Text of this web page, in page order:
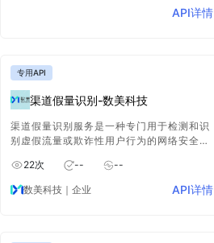
户提供清晰且准确的网页截图服务。API详情
专用API
渠道假量识别-数美科技
渠道假量识别服务是一种专门用于检测和识
别虚假流量或欺诈性用户行为的网络安全服
所有者来说非常重要，因为它们可以帮助识
别和过滤掉那些不真实或不诚实的流量，从
而确保营销预算的有效利用和数据的准确
22次 -- --
数美科技 ｜企业 API详情